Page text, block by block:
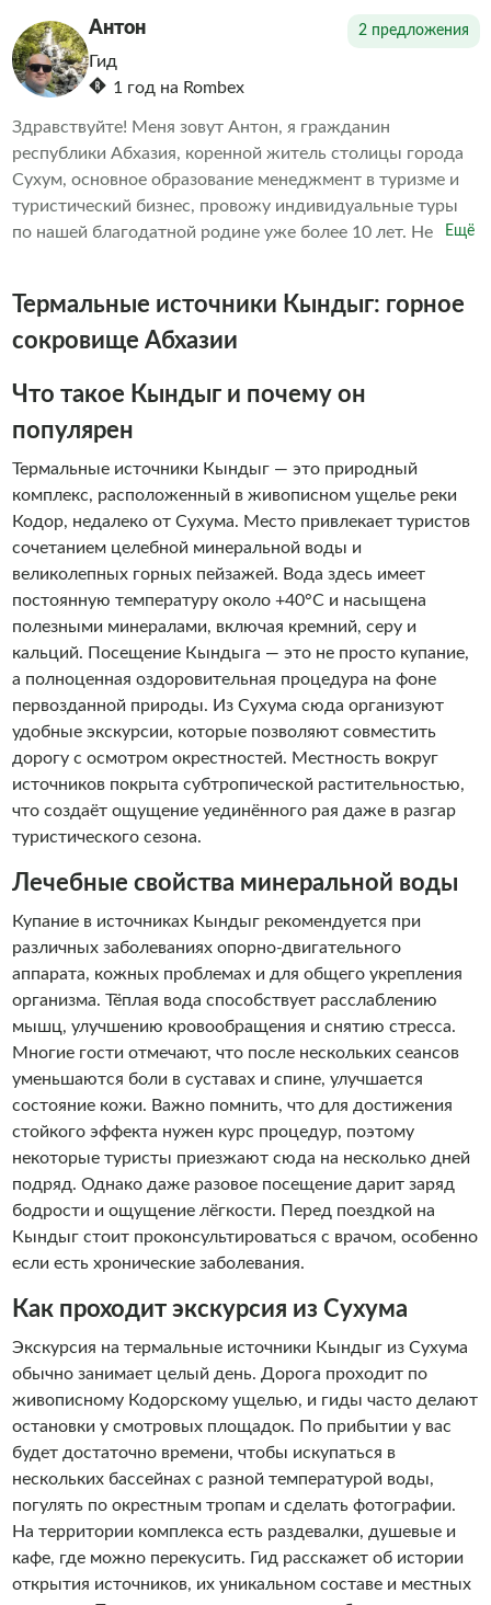
впечатления от проведенных экскурсий другими
организаторами. Делаем всё возможное, чтобы наши
клиенты остались довольны. А дальше выбор за вами
Антон 2 предложения
Гид
1 год на Rombex
Здравствуйте! Меня зовут Антон, я гражданин
республики Абхазия, коренной житель столицы города
Сухум, основное образование менеджмент в туризме и
туристический бизнес, провожу индивидуальные туры
по нашей благодатной родине уже более 10 лет. Не
и многонационального народа Абхазии. На этой
экскурсии будут учитаны все Ваши пожелания и
маршрут и все нюансы места встречи оговариваются и
Страну Души!!!
Ещё
Термальные источники Кындыг: горное
сокровище Абхазии
Что такое Кындыг и почему он
популярен
Термальные источники Кындыг — это природный
комплекс, расположенный в живописном ущелье реки
Кодор, недалеко от Сухума. Место привлекает туристов
сочетанием целебной минеральной воды и
великолепных горных пейзажей. Вода здесь имеет
постоянную температуру около +40°C и насыщена
полезными минералами, включая кремний, серу и
кальций. Посещение Кындыга — это не просто купание,
а полноценная оздоровительная процедура на фоне
первозданной природы. Из Сухума сюда организуют
удобные экскурсии, которые позволяют совместить
дорогу с осмотром окрестностей. Местность вокруг
источников покрыта субтропической растительностью,
что создаёт ощущение уединённого рая даже в разгар
туристического сезона.
Лечебные свойства минеральной воды
Купание в источниках Кындыг рекомендуется при
различных заболеваниях опорно-двигательного
аппарата, кожных проблемах и для общего укрепления
организма. Тёплая вода способствует расслаблению
мышц, улучшению кровообращения и снятию стресса.
Многие гости отмечают, что после нескольких сеансов
уменьшаются боли в суставах и спине, улучшается
состояние кожи. Важно помнить, что для достижения
стойкого эффекта нужен курс процедур, поэтому
некоторые туристы приезжают сюда на несколько дней
подряд. Однако даже разовое посещение дарит заряд
бодрости и ощущение лёгкости. Перед поездкой на
Кындыг стоит проконсультироваться с врачом, особенно
если есть хронические заболевания.
Как проходит экскурсия из Сухума
Экскурсия на термальные источники Кындыг из Сухума
обычно занимает целый день. Дорога проходит по
живописному Кодорскому ущелью, и гиды часто делают
остановки у смотровых площадок. По прибытии у вас
будет достаточно времени, чтобы искупаться в
нескольких бассейнах с разной температурой воды,
погулять по окрестным тропам и сделать фотографии.
На территории комплекса есть раздевалки, душевые и
кафе, где можно перекусить. Гид расскажет об истории
открытия источников, их уникальном составе и местных